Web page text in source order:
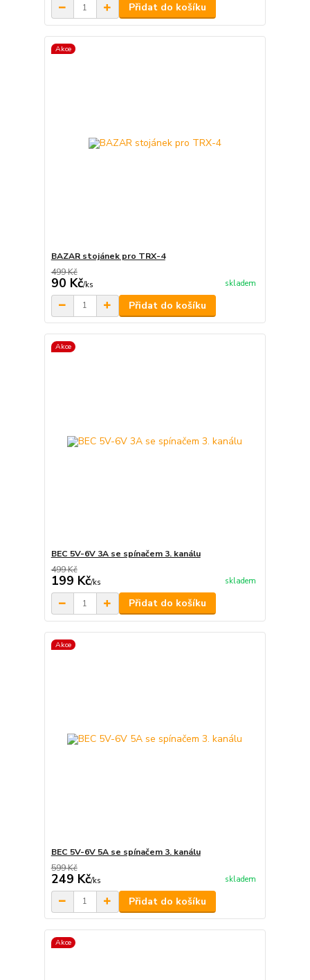
Přidat do košíku
Akce
BAZAR stojánek pro TRX-4
499 Kč
90 Kč/ks skladem
Přidat do košíku
Akce
BEC 5V-6V 3A se spínačem 3. kanálu
499 Kč
199 Kč/ks skladem
Přidat do košíku
Akce
BEC 5V-6V 5A se spínačem 3. kanálu
599 Kč
249 Kč/ks skladem
Přidat do košíku
Akce